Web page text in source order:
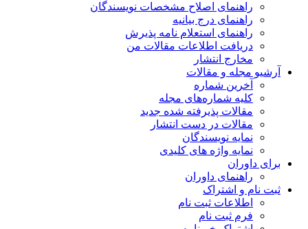
راهنمای اصلاح مشخصات نویسندگان
راهنمای درج بیانیه
راهنمای استعلام نامه پذیرش
دریافت اطلاعات مقالات من
مخارج انتشار
آرشیو مجله و مقالات
آخرین شماره
کلیه شماره‌های مجله
مقالات پذیرفته شده جدید
مقالات در دست انتشار
نمایه نویسندگان
نمایه واژه های کلیدی
برای داوران
راهنمای داوران
ثبت نام و اشتراک
اطلاعات ثبت نام
فرم ثبت نام